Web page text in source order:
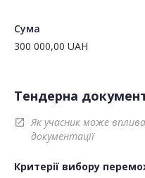
Сума
300 000,00 UAH
Тендерна
open_in_new
Як учасник може
документації
Критерії вибору